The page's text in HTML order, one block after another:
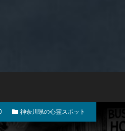
神奈川県の心霊スポット